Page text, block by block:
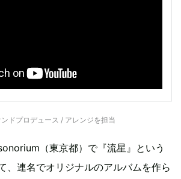
ドプロデュース / アレンジを担当
（東京都）で『流星』という
、連名でオリジナルのアルバムを作ら